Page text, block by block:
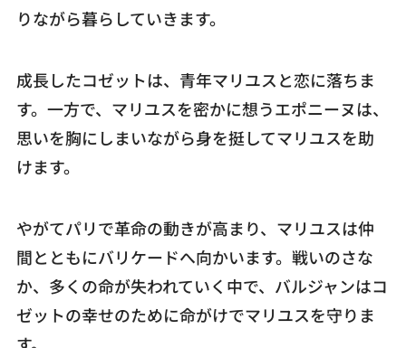
りながら暮らしていきます。
成長したコゼットは、青年マリユスと恋に落ちま
す。一方で、マリユスを密かに想うエポニーヌは、
思いを胸にしまいながら身を挺してマリユスを助
けます。
やがてパリで革命の動きが高まり、マリユスは仲
間とともにバリケードへ向かいます。戦いのさな
か、多くの命が失われていく中で、バルジャンはコ
ゼットの幸せのために命がけでマリユスを守りま
す。